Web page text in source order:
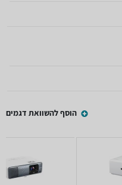
הוסף להשוואת דגמים